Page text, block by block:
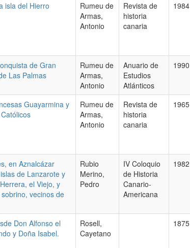
isla del Hierro
Rumeu de
Armas,
Antonio
Revista de
historia
canaria
1984
de Gran
Las Palmas
Rumeu de
Armas,
Antonio
Anuario de
Estudios
Atlánticos
1990
Guayarmina y
Rumeu de
Armas,
Antonio
Revista de
historia
canaria
1965
en Aznalcázar
de Lanzarote y
el Viejo, y
vecinos de
Rubio
Merino,
Pedro
IV Coloquio
de Historia
Canario-
Americana
1982
Don Alfonso el
y Doña Isabel.
Rosell,
Cayetano
1875